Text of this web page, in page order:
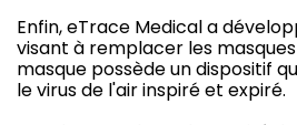
Enfin, eTrace Medical a
visant à remplacer les masques
masque possède un dispositif
le virus de l'air inspiré et expiré.